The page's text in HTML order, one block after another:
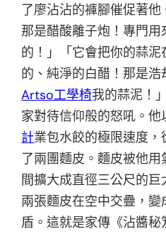
了廖沾沾的褲腳催促著他
那是醋酸離子炮！專門
的！」「它會把你的蒜
的、純淨的白醋！那是
Artso工學椅我的蒜泥！
家對待信仰般的怒吼。他
計業包水餃的極限速度
了兩團麵皮。麵皮被他
間擴大成直徑三公尺的巨
兩張麵皮在空中交疊，
盾。這就是家傳《沾醬